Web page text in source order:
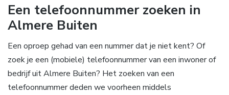
Een telefoonnummer zoeken in
Almere Buiten
Een oproep gehad van een nummer dat je niet kent? Of
zoek je een (mobiele) telefoonnummer van een inwoner of
bedrijf uit Almere Buiten? Het zoeken van een
telefoonnummer deden we voorheen middels